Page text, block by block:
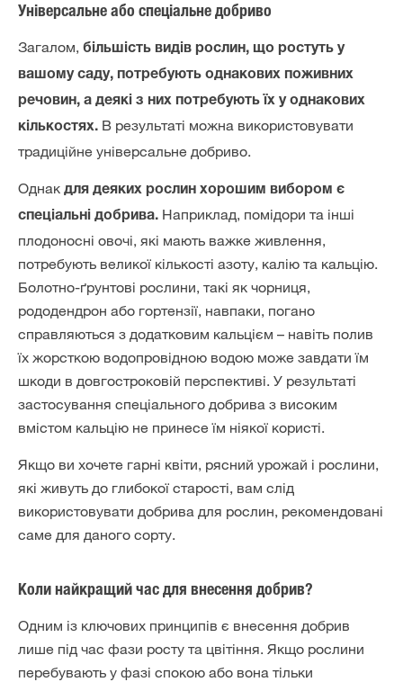
Універсальне або спеціальне добриво
Загалом, більшість видів рослин, що ростуть у
вашому саду, потребують однакових поживних
речовин, а деякі з них потребують їх у однакових
кількостях. В результаті можна використовувати
традиційне універсальне добриво.
Однак для деяких рослин хорошим вибором є
спеціальні добрива. Наприклад, помідори та інші
плодоносні овочі, які мають важке живлення,
потребують великої кількості азоту, калію та кальцію.
Болотно-ґрунтові рослини, такі як чорниця,
рододендрон або гортензії, навпаки, погано
справляються з додатковим кальцієм – навіть полив
їх жорсткою водопровідною водою може завдати їм
шкоди в довгостроковій перспективі. У результаті
застосування спеціального добрива з високим
вмістом кальцію не принесе їм ніякої користі.
Якщо ви хочете гарні квіти, рясний урожай і рослини,
які живуть до глибокої старості, вам слід
використовувати добрива для рослин, рекомендовані
саме для даного сорту.
Коли найкращий час для внесення добрив?
Одним із ключових принципів є внесення добрив
лише під час фази росту та цвітіння. Якщо рослини
перебувають у фазі спокою або вона тільки